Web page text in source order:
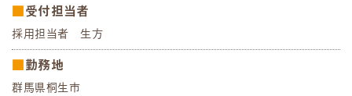
受付担当者
採用担当者 生方
勤務地
群馬県桐生市